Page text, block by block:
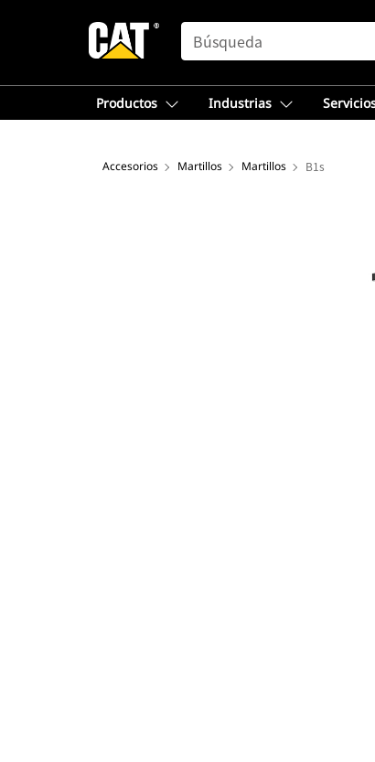
SEARCH
Productos Industrias
Accesorios Martillos Martillos B1s